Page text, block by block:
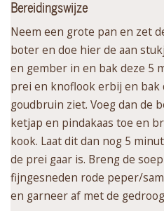
Bereidingswijze
Neem een grote pan en zet
boter en doe hier de aan
en gember in en bak deze 5
prei en knoflook erbij en bak
goudbruin ziet. Voeg dan de
ketjap en pindakaas toe en
kook. Laat dit dan nog 5
de prei gaar is. Breng de
fijngesneden rode peper/
en garneer af met de